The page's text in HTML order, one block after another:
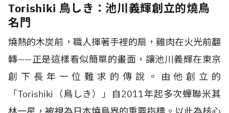
Torishiki 鳥しき：池川義輝創立的燒鳥
名門
燒熱的木炭前，職人揮著手裡的扇，雞肉在火光前翻
轉——正是這樣看似簡單的畫面，讓池川義輝在東京
創下長年一位難求的傳說。由他創立的
「Torishiki （鳥しき）」自2011年起多次蟬聯米其